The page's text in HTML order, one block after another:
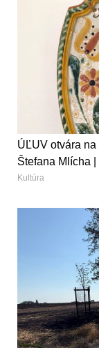
ÚĽUV otvára
Štefana Mlícha |
Kultúra